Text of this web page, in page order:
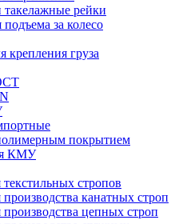
рейки
за колесо
крепления груза
покрытием
КМУ
стропов
канатных строп
цепных строп